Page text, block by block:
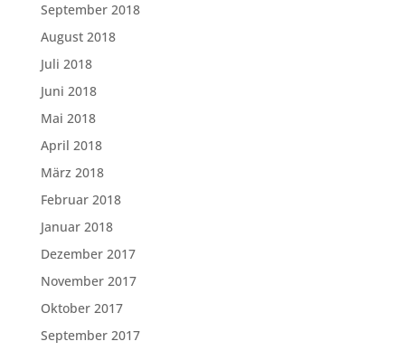
September 2018
August 2018
Juli 2018
Juni 2018
Mai 2018
April 2018
März 2018
Februar 2018
Januar 2018
Dezember 2017
November 2017
Oktober 2017
September 2017